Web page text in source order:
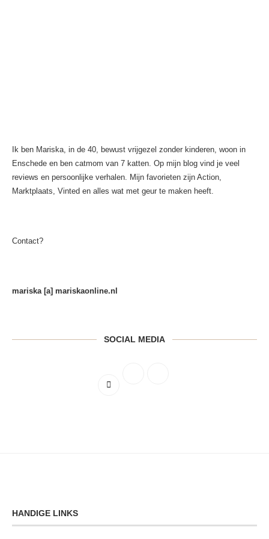
Ik ben Mariska, in de 40, bewust vrijgezel zonder kinderen, woon in
Enschede en ben catmom van 7 katten. Op mijn blog vind je veel
reviews en persoonlijke verhalen. Mijn favorieten zijn Action,
Marktplaats, Vinted en alles wat met geur te maken heeft.
Contact?
mariska [a] mariskaonline.nl
SOCIAL MEDIA
HANDIGE LINKS